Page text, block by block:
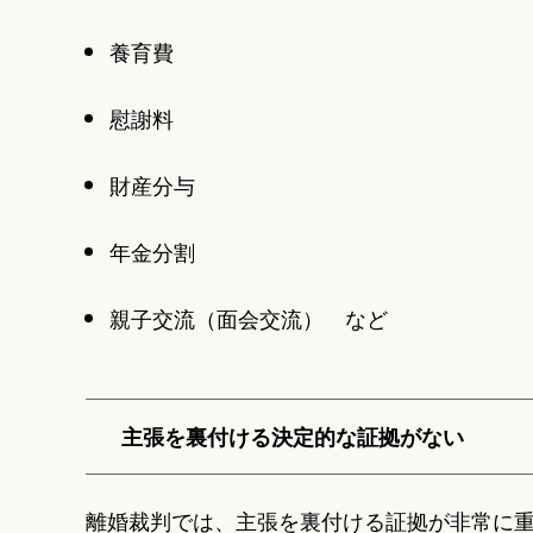
養育費
慰謝料
財産分与
年金分割
親子交流（面会交流） など
主張を裏付ける決定的な証拠がない
離婚裁判では、主張を裏付ける証拠が非常に重